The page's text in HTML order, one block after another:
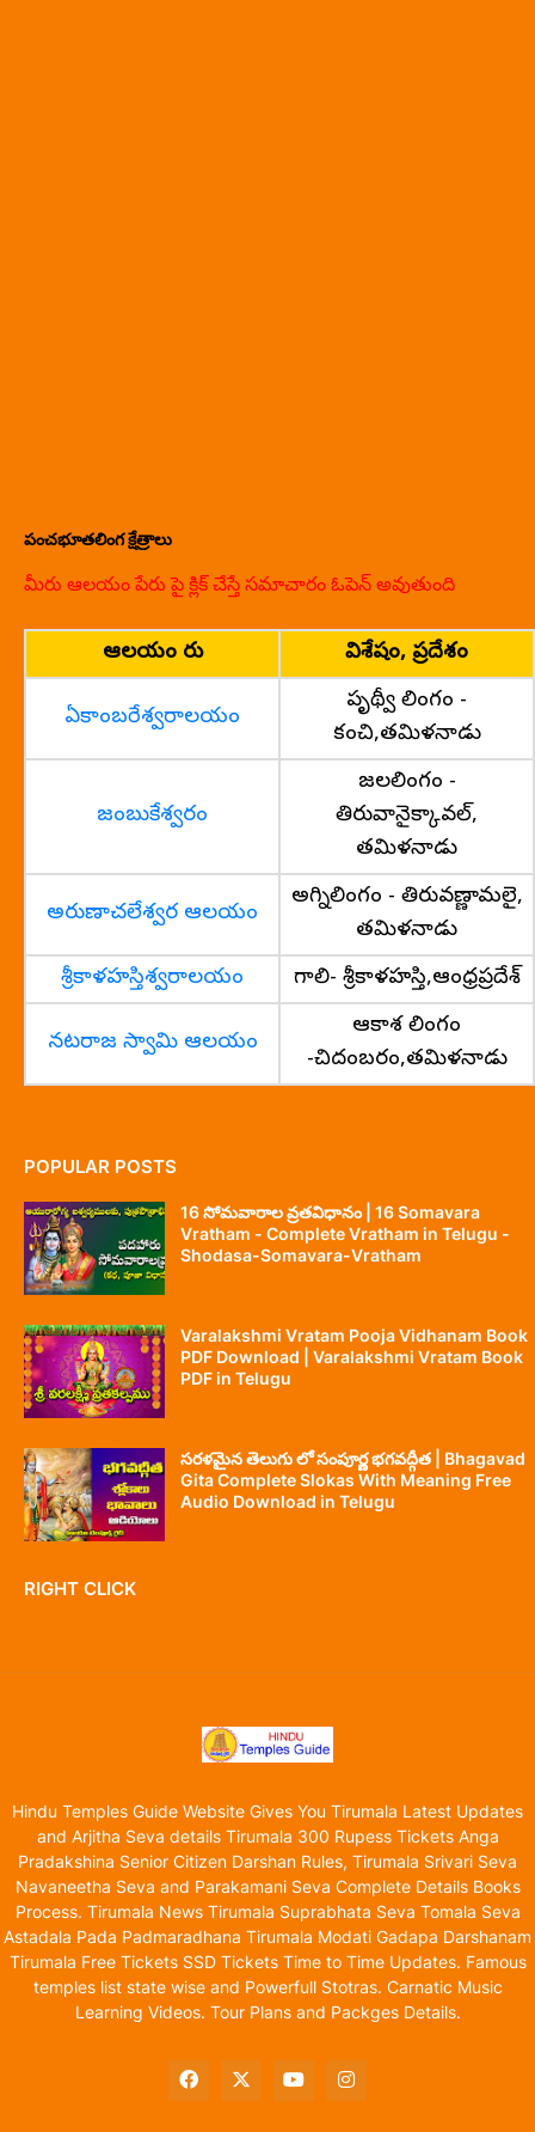
పంచభూతలింగ క్షేత్రాలు
మీరు ఆలయం పేరు పై క్లిక్ చేస్తే సమాచారం ఓపెన్ అవుతుంది
ఆలయం పేరు విశేషం, ప్రదేశం
ఏకాంబరేశ్వరాలయం
పృథ్వీ లింగం -
కంచి,తమిళనాడు
జంబుకేశ్వరం
జలలింగం -
తిరువానైక్కావల్,
తమిళనాడు
అరుణాచలేశ్వర ఆలయం
అగ్నిలింగం - తిరువణ్ణామలై,
తమిళనాడు
శ్రీకాళహస్తిశ్వరాలయం
గాలి- శ్రీకాళహస్తి,ఆంధ్రప్రదేశ్
నటరాజ స్వామి ఆలయం
ఆకాశ లింగం
-చిదంబరం,తమిళనాడు
POPULAR POSTS
16 సోమవారాల వ్రతవిధానం | 16 Somavara
Vratham - Complete Vratham in Telugu -
Shodasa-Somavara-Vratham
Varalakshmi Vratam Pooja Vidhanam Book
PDF Download | Varalakshmi Vratam Book
PDF in Telugu
సరళమైన తెలుగు లో సంపూర్ణ భగవద్గీత | Bhagavad
Gita Complete Slokas With Meaning Free
Audio Download in Telugu
RIGHT CLICK
Hindu Temples Guide Website Gives You Tirumala Latest Updates
and Arjitha Seva details Tirumala 300 Rupess Tickets Anga
Pradakshina Senior Citizen Darshan Rules, Tirumala Srivari Seva
Navaneetha Seva and Parakamani Seva Complete Details Books
Process. Tirumala News Tirumala Suprabhata Seva Tomala Seva
Astadala Pada Padmaradhana Tirumala Modati Gadapa Darshanam
Tirumala Free Tickets SSD Tickets Time to Time Updates. Famous
temples list state wise and Powerfull Stotras. Carnatic Music
Learning Videos. Tour Plans and Packges Details.